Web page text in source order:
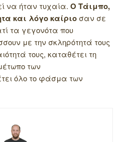
να ήταν τυχαία. Ο Τάιμπο,
και λόγο καίριο σαν σε
τα γεγονότα που
με την σκληρότητά τους
τους, καταθέτει τη
των
όλο το φάσμα των